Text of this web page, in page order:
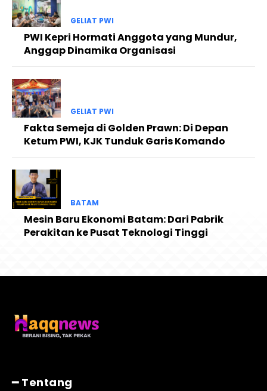
GELIAT PWI
PWI Kepri Hormati Anggota yang Mundur,
Anggap Dinamika Organisasi
GELIAT PWI
Fakta Semeja di Golden Prawn: Di Depan
Ketum PWI, KJK Tunduk Garis Komando
BATAM
Mesin Baru Ekonomi Batam: Dari Pabrik
Perakitan ke Pusat Teknologi Tinggi
━ Tentang